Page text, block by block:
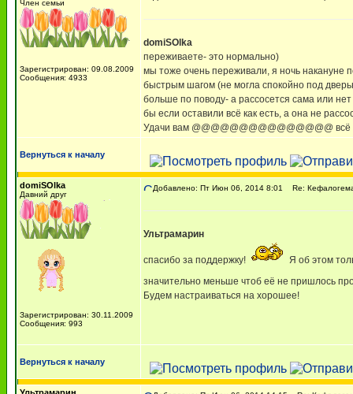
Член семьи
Зарегистрирован: 09.08.2009
Сообщения: 4933
domiSOlka
переживаете- это нормально)
мы тоже очень переживали, я ночь накануне
быстрым шагом (не могла спокойно под
больше по поводу- а рассосется сама или
бы если оставили всё как есть, а она не
Удачи вам @@@@@@@@@@@@@@@
Вернуться к началу
domiSOlka
Давний друг
Зарегистрирован: 30.11.2009
Сообщения: 993
Добавлено: Пт Июн 06, 2014 8:01 Re:
Ультрамарин
спасибо за поддержку!
Я об этом
значительно меньше чтоб её не пришлось
Будем настраиваться на хорошее!
Вернуться к началу